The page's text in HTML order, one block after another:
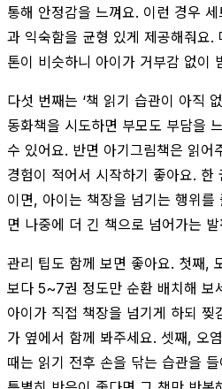
통해 안정감을 느껴요. 이런 경우
과 익숙함을 균형 있게 제공해줘요.
톤이 비슷하니 아이가 거부감 없이
다섯 번째는 ‘책 읽기 습관이 아직
동화책을 시도하면 부모도 부담을
수 있어요. 반면 아기그림책은 읽어
경험이 적어서 시작하기 좋아요.
이면, 아이는 책장을 넘기는 행위를
면 나중에 더 긴 책으로 넘어가는
관리 팁도 함께 보면 좋아요. 첫째,
보다 5~7권 정도만 순환 배치해 보
아이가 직접 책장을 넘기게 하되
가 옆에서 함께 봐주세요. 셋째, 오
때는 읽기 전후 손을 닦는 습관을